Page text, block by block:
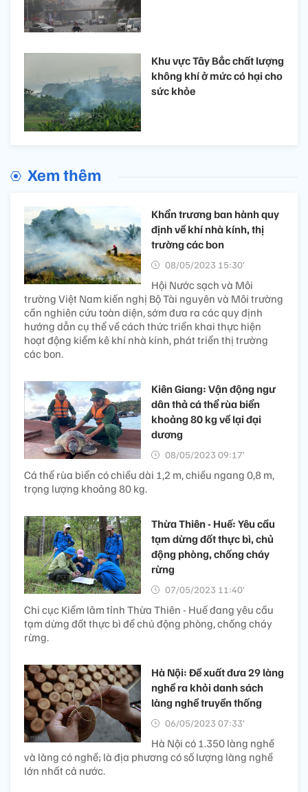
Khu vực Tây Bắc chất lượng
không khí ở mức có hại cho
sức khỏe
Xem thêm
Khẩn trương ban hành quy
định về khí nhà kính, thị
trường các bon
08/05/2023 15:30’
Hội Nước sạch và Môi
trường Việt Nam kiến nghị Bộ Tài nguyên và Môi trường
cần nghiên cứu toàn diện, sớm đưa ra các quy định
hướng dẫn cụ thể về cách thức triển khai thực hiện
hoạt động kiểm kê khí nhà kính, phát triển thị trường
các bon.
Kiên Giang: Vận động ngư
dân thả cá thể rùa biển
khoảng 80 kg về lại đại
dương
08/05/2023 09:17’
Cá thể rùa biển có chiều dài 1,2 m, chiều ngang 0,8 m,
trọng lượng khoảng 80 kg.
Thừa Thiên - Huế: Yêu cầu
tạm dừng đốt thực bì, chủ
động phòng, chống cháy
rừng
07/05/2023 11:40’
Chi cục Kiểm lâm tỉnh Thừa Thiên - Huế đang yêu cầu
tạm dừng đốt thực bì để chủ động phòng, chống cháy
rừng.
Hà Nội: Đề xuất đưa 29 làng
nghề ra khỏi danh sách
làng nghề truyền thống
06/05/2023 07:33’
Hà Nội có 1.350 làng nghề
và làng có nghề; là địa phương có số lượng làng nghề
lớn nhất cả nước.